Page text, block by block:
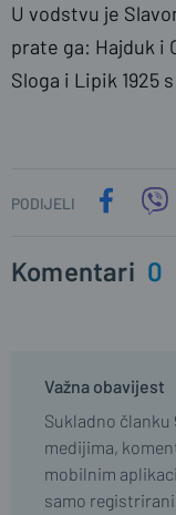
U vodstvu je
prate ga: Hajduk i
Sloga i Lipik 1925
PODIJELI
Komentari 0
Važna obavijest
Sukladno
medijima,
mobilnim
samo